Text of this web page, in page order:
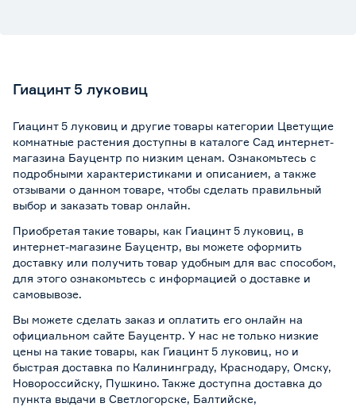
Гиацинт 5 луковиц
Гиацинт 5 луковиц и другие товары категории Цветущие
комнатные растения доступны в каталоге Сад интернет-
магазина Бауцентр по низким ценам. Ознакомьтесь с
подробными характеристиками и описанием, а также
отзывами о данном товаре, чтобы сделать правильный
выбор и заказать товар онлайн.
Приобретая такие товары, как Гиацинт 5 луковиц, в
интернет-магазине Бауцентр, вы можете оформить
доставку или получить товар удобным для вас способом,
для этого ознакомьтесь с информацией о доставке и
самовывозе.
Вы можете сделать заказ и оплатить его онлайн на
официальном сайте Бауцентр. У нас не только низкие
цены на такие товары, как Гиацинт 5 луковиц, но и
быстрая доставка по Калининграду, Краснодару, Омску,
Новороссийску, Пушкино. Также доступна доставка до
пункта выдачи в Светлогорске, Балтийске,